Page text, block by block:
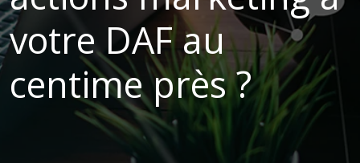
votre DAF au
centime près ?